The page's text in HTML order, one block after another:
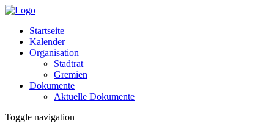
Startseite
Kalender
Organisation
Stadtrat
Gremien
Dokumente
Aktuelle Dokumente
Toggle navigation